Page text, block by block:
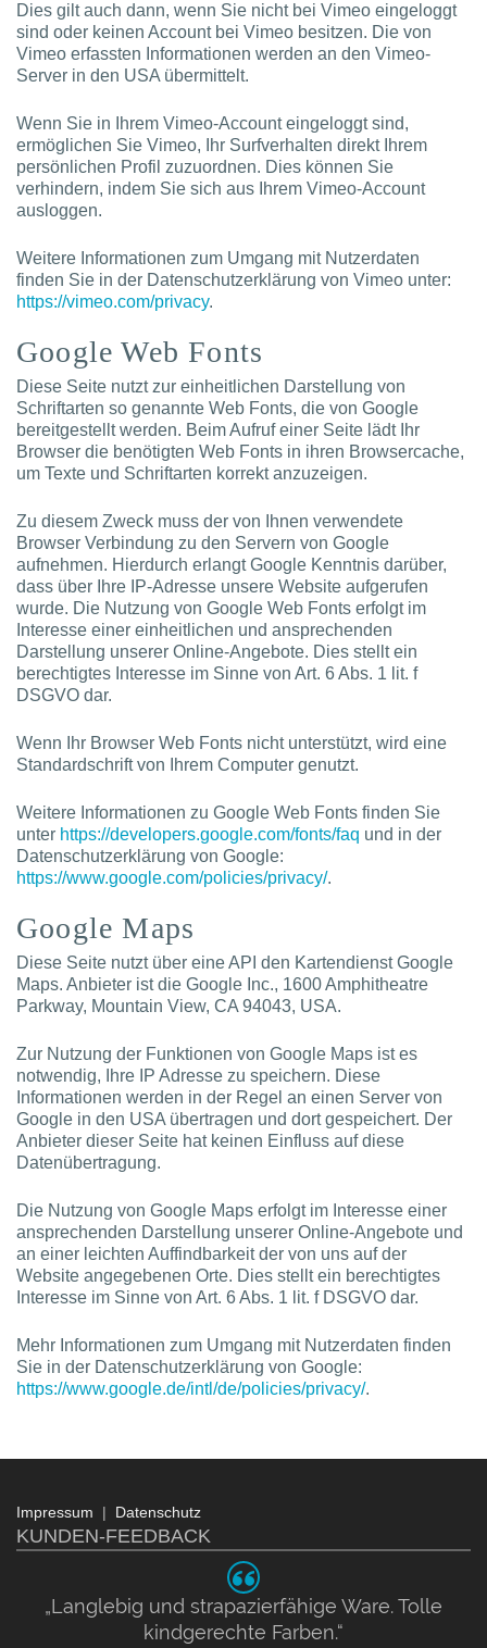
Dies gilt auch dann, wenn Sie nicht bei Vimeo eingeloggt
sind oder keinen Account bei Vimeo besitzen. Die von
Vimeo erfassten Informationen werden an den Vimeo-
Server in den USA übermittelt.
Wenn Sie in Ihrem Vimeo-Account eingeloggt sind,
ermöglichen Sie Vimeo, Ihr Surfverhalten direkt Ihrem
persönlichen Profil zuzuordnen. Dies können Sie
verhindern, indem Sie sich aus Ihrem Vimeo-Account
ausloggen.
Weitere Informationen zum Umgang mit Nutzerdaten
finden Sie in der Datenschutzerklärung von Vimeo unter:
https://vimeo.com/privacy.
Google Web Fonts
Diese Seite nutzt zur einheitlichen Darstellung von
Schriftarten so genannte Web Fonts, die von Google
bereitgestellt werden. Beim Aufruf einer Seite lädt Ihr
Browser die benötigten Web Fonts in ihren Browsercache,
um Texte und Schriftarten korrekt anzuzeigen.
Zu diesem Zweck muss der von Ihnen verwendete
Browser Verbindung zu den Servern von Google
aufnehmen. Hierdurch erlangt Google Kenntnis darüber,
dass über Ihre IP-Adresse unsere Website aufgerufen
wurde. Die Nutzung von Google Web Fonts erfolgt im
Interesse einer einheitlichen und ansprechenden
Darstellung unserer Online-Angebote. Dies stellt ein
berechtigtes Interesse im Sinne von Art. 6 Abs. 1 lit. f
DSGVO dar.
Wenn Ihr Browser Web Fonts nicht unterstützt, wird eine
Standardschrift von Ihrem Computer genutzt.
Weitere Informationen zu Google Web Fonts finden Sie
unter https://developers.google.com/fonts/faq und in der
Datenschutzerklärung von Google:
https://www.google.com/policies/privacy/.
Google Maps
Diese Seite nutzt über eine API den Kartendienst Google
Maps. Anbieter ist die Google Inc., 1600 Amphitheatre
Parkway, Mountain View, CA 94043, USA.
Zur Nutzung der Funktionen von Google Maps ist es
notwendig, Ihre IP Adresse zu speichern. Diese
Informationen werden in der Regel an einen Server von
Google in den USA übertragen und dort gespeichert. Der
Anbieter dieser Seite hat keinen Einfluss auf diese
Datenübertragung.
Die Nutzung von Google Maps erfolgt im Interesse einer
ansprechenden Darstellung unserer Online-Angebote und
an einer leichten Auffindbarkeit der von uns auf der
Website angegebenen Orte. Dies stellt ein berechtigtes
Interesse im Sinne von Art. 6 Abs. 1 lit. f DSGVO dar.
Mehr Informationen zum Umgang mit Nutzerdaten finden
Sie in der Datenschutzerklärung von Google:
https://www.google.de/intl/de/policies/privacy/.
Impressum | Datenschutz
KUNDEN-FEEDBACK
„Langlebig und strapazierfähige Ware. Tolle
kindgerechte Farben.“